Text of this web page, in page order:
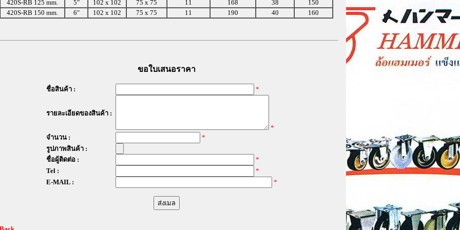
420S-RB 125 mm. 5" 102 x 102 75 x 75 11 168 38
150
420S-RB 150 mm.
6" 102 x 102 75 x 75 11 190 40 160
ขอใบเสนอราคา
ชื่อสินค้า : *
รายละเอียดของสินค้า :
*
จำนวน :
*
รูปภาพสินค้า :
ชื่อผู้ติดต่อ :
*
Tel :
*
E-MAIL :
*